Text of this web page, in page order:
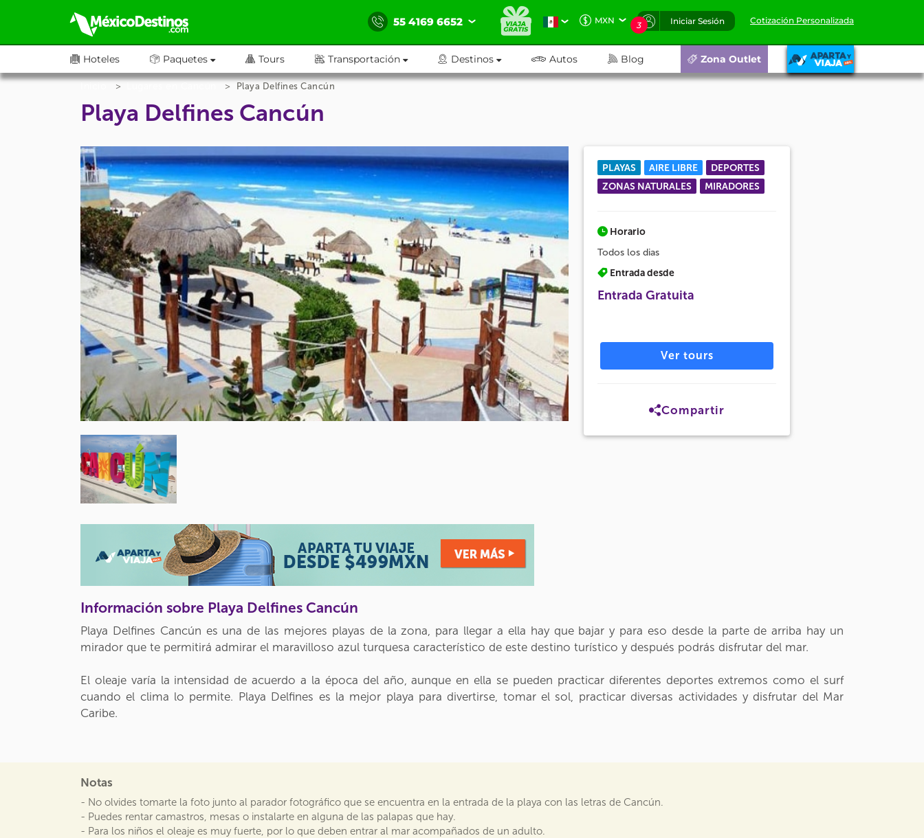
55 4169 6652 MXN 3 Iniciar Sesión Cotización Personalizada
Hoteles Paquetes Tours Transportación Destinos Autos Blog Zona Outlet
Playa Delfines Cancún
Playa Delfines Cancún
PLAYAS AIRE LIBRE
DEPORTES
ZONAS NATURALES
MIRADORES
Horario
Todos los dias
Entrada desde
Entrada Gratuita
Ver tours
Compartir
Información sobre Playa Delfines Cancún
Playa Delfines Cancún es una de las mejores playas de la zona, para llegar a ella hay que bajar y para eso desde la parte de arriba hay un
mirador que te permitirá admirar el maravilloso azul turquesa característico de este destino turístico y después podrás disfrutar del mar.
El oleaje varía la intensidad de acuerdo a la época del año, aunque en ella se pueden practicar diferentes deportes extremos como el surf
cuando el clima lo permite. Playa Delfines es la mejor playa para divertirse, tomar el sol, practicar diversas actividades y disfrutar del Mar
Caribe.
Notas
- No olvides tomarte la foto junto al parador fotográfico que se encuentra en la entrada de la playa con las letras de Cancún.
- Puedes rentar camastros, mesas o instalarte en alguna de las palapas que hay.
- Para los niños el oleaje es muy fuerte, por lo que deben entrar al mar acompañados de un adulto.